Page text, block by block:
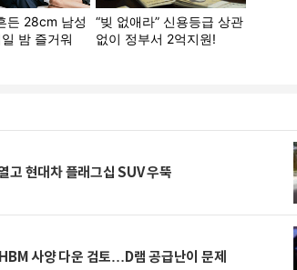
고 현대차 플래그십 SUV 우뚝
사양 다운 검토…D램 공급난이 문제